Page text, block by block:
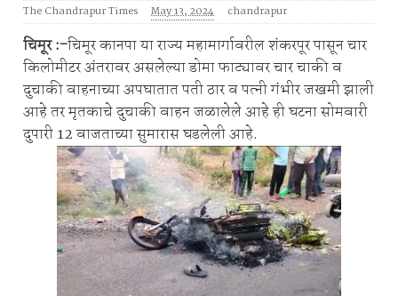
The Chandrapur Times May 13, 2024 chandrapur
चिमूर :-चिमूर कानपा या राज्य महामार्गावरील शंकरपूर पासून चार
किलोमीटर अंतरावर असलेल्या डोमा फाट्यावर चार चाकी व
दुचाकी वाहनाच्या अपघातात पती ठार व पत्नी गंभीर जखमी झाली
आहे तर मृतकाचे दुचाकी वाहन जळालेले आहे ही घटना सोमवारी
दुपारी 12 वाजताच्या सुमारास घडलेली आहे.